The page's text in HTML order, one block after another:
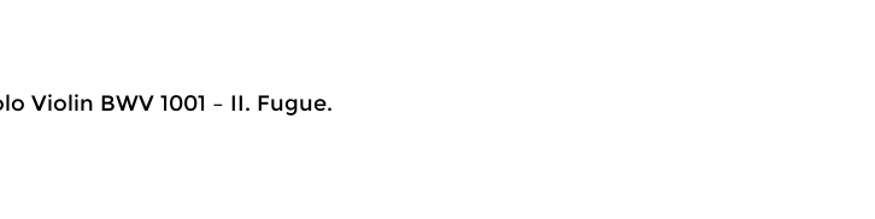
Violin BWV 1001 – II. Fugue.